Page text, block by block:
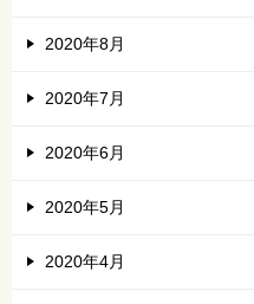
2020年8月
2020年7月
2020年6月
2020年5月
2020年4月